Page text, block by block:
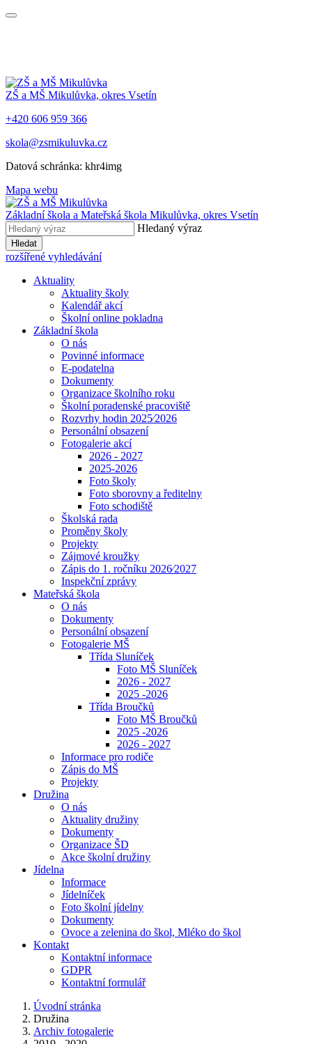
ZŠ a MŠ Mikulůvka, okres Vsetín
+420 606 959 366
skola@zsmikuluvka.cz
Datová schránka: khr4img
Mapa webu
Základní škola a Mateřská škola Mikulůvka, okres Vsetín
Hledaný výraz
Hledat
rozšířené vyhledávání
Aktuality
Aktuality školy
Kalendář akcí
Školní online pokladna
Základní škola
O nás
Povinné informace
E-podatelna
Dokumenty
Organizace školního roku
Školní poradenské pracoviště
Rozvrhy hodin 2025⁄2026
Personální obsazení
Fotogalerie akcí
2026 - 2027
2025-2026
Foto školy
Foto sborovny a ředitelny
Foto schodiště
Školská rada
Proměny školy
Projekty
Zájmové kroužky
Zápis do 1. ročníku 2026⁄2027
Inspekční zprávy
Mateřská škola
O nás
Dokumenty
Personální obsazení
Fotogalerie MŠ
Třída Sluníček
Foto MŠ Sluníček
2026 - 2027
2025 -2026
Třída Broučků
Foto MŠ Broučků
2025 -2026
2026 - 2027
Informace pro rodiče
Zápis do MŠ
Projekty
Družina
O nás
Aktuality družiny
Dokumenty
Organizace ŠD
Akce školní družiny
Jídelna
Informace
Jídelníček
Foto školní jídelny
Dokumenty
Ovoce a zelenina do škol, Mléko do škol
Kontakt
Kontaktní informace
GDPR
Kontaktní formulář
Úvodní stránka
Družina
Archiv fotogalerie